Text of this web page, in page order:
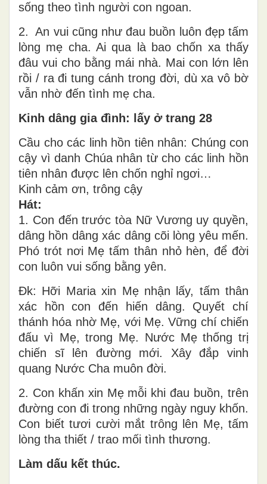
sống theo tình người con ngoan.
2. An vui cũng như đau buồn luôn đẹp tấm
lòng mẹ cha. Ai qua là bao chốn xa thấy
đâu vui cho bằng mái nhà. Mai con lớn lên
rồi / ra đi tung cánh trong đời, dù xa vô bờ
vẫn nhờ đến tình mẹ cha.
Kinh dâng gia đình: lấy ở trang 28
Cầu cho các linh hồn tiên nhân: Chúng con
cậy vì danh Chúa nhân từ cho các linh hồn
tiên nhân được lên chốn nghỉ ngơi…
Kinh cảm ơn, trông cậy
Hát:
1. Con đến trước tòa Nữ Vương uy quyền,
dâng hồn dâng xác dâng cõi lòng yêu mến.
Phó trót nơi Mẹ tấm thân nhỏ hèn, để đời
con luôn vui sống bằng yên.
Đk: Hỡi Maria xin Mẹ nhận lấy, tấm thân
xác hồn con đến hiến dâng. Quyết chí
thánh hóa nhờ Mẹ, với Mẹ. Vững chí chiến
đấu vì Mẹ, trong Mẹ. Nước Mẹ thống trị
chiến sĩ lên đường mới. Xây đắp vinh
quang Nước Cha muôn đời.
2. Con khấn xin Mẹ mỗi khi đau buồn, trên
đường con đi trong những ngày nguy khốn.
Con biết tươi cười mắt trông lên Mẹ, tấm
lòng tha thiết / trao mối tình thương.
Làm dấu kết thúc.